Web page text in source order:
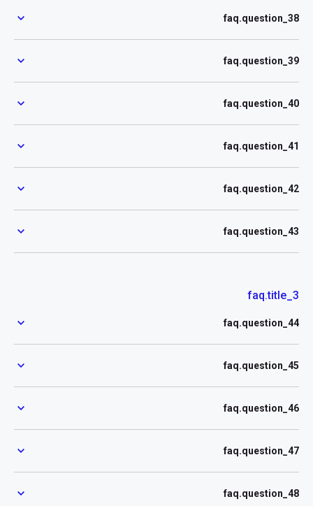
faq.question_38
faq.question_39
faq.question_40
faq.question_41
faq.question_42
faq.question_43
faq.title_3
faq.question_44
faq.question_45
faq.question_46
faq.question_47
faq.question_48